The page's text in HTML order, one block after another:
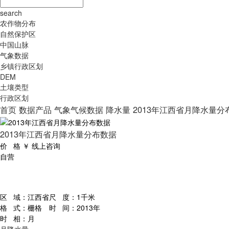
search
农作物分布
自然保护区
中国山脉
气象数据
乡镇行政区划
DEM
土壤类型
行政区划
首页 数据产品 气象气候数据 降水量 2013年江西省月降水量分
2013年江西省月降水量分布数据
价 格 ￥ 线上咨询
自营
区 域： 江西省尺 度： 1千米
格 式： 栅格 时 间： 2013年
时 相： 月